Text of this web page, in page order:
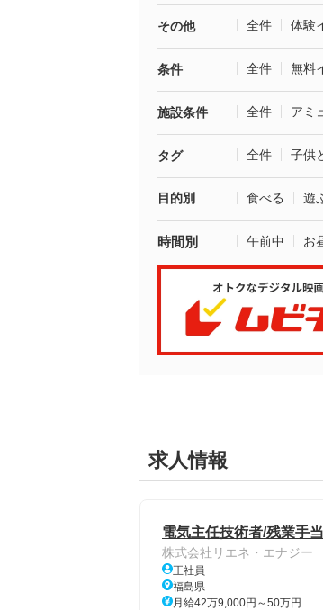
その他 全件 体験
条件 全件 無料
施設条件 全件 アミ
タグ 全件 子供
目的別 食べる 遊
時間別 午前中 お
求人情報
電気主任技術者/残業手当
株式会社リエネ・エナジー
正社員
福島県
月給42万9,000円～50万円